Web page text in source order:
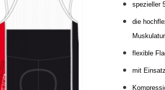
spezieller
die
Muskulatur
flexible
mit